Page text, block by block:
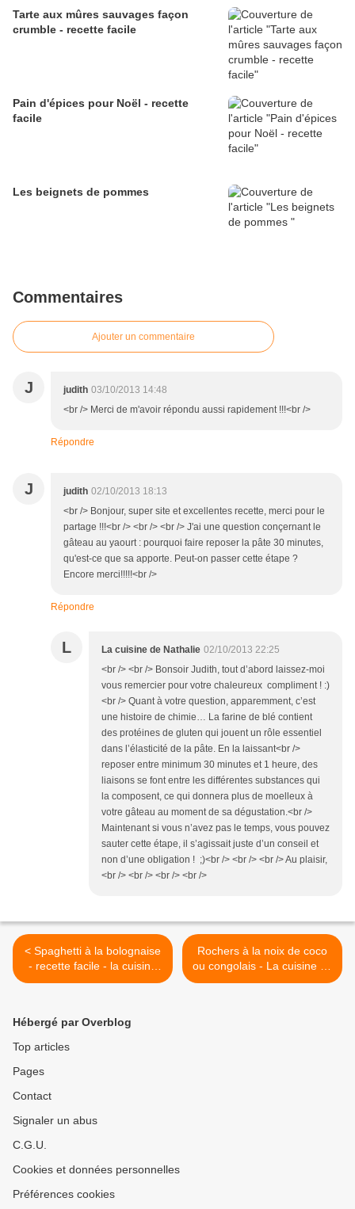
Tarte aux mûres sauvages façon
crumble - recette facile
Pain d'épices pour Noël - recette
facile
Les beignets de pommes
Commentaires
Ajouter un commentaire
J judith 03/10/2013 14:48
<br /> Merci de m'avoir répondu aussi rapidement !!!<br />
Répondre
J judith 02/10/2013 18:13
<br /> Bonjour, super site et excellentes recette, merci pour le
partage !!!<br /> <br /> <br /> J'ai une question conçernant le
gâteau au yaourt : pourquoi faire reposer la pâte 30 minutes,
qu'est-ce que sa apporte. Peut-on passer cette étape ?
Encore merci!!!!!<br />
Répondre
L La cuisine de Nathalie 02/10/2013 22:25
<br /> <br /> Bonsoir Judith, tout d’abord laissez-moi
vous remercier pour votre chaleureux compliment ! :)
<br /> Quant à votre question, apparemment, c’est
une histoire de chimie… La farine de blé contient
des protéines de gluten qui jouent un rôle essentiel
dans l’élasticité de la pâte. En la laissant<br />
reposer entre minimum 30 minutes et 1 heure, des
liaisons se font entre les différentes substances qui
la composent, ce qui donnera plus de moelleux à
votre gâteau au moment de sa dégustation.<br />
Maintenant si vous n’avez pas le temps, vous pouvez
sauter cette étape, il s’agissait juste d’un conseil et
non d’une obligation ! ;)<br /> <br /> <br /> Au plaisir,
<br /> <br /> <br /> <br />
< Spaghetti à la bolognaise
- recette facile - la cuisine
de Nathalie
Rochers à la noix de coco
ou congolais - La cuisine de
Nathalie - le blog de
Hébergé par Overblog
Top articles
Pages
Contact
Signaler un abus
C.G.U.
Cookies et données personnelles
Préférences cookies